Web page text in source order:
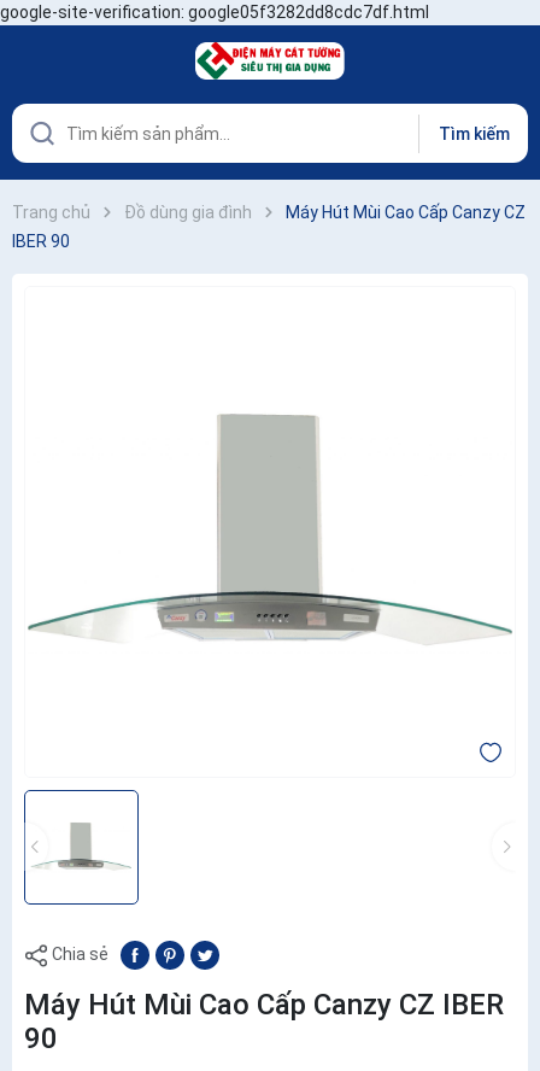
google-site-verification: google05f3282dd8cdc7df.html
Tìm kiếm
Trang chủ Đồ dùng gia đình
Máy Hút Mùi Cao Cấp Canzy CZ
IBER 90
Chia sẻ
Máy Hút Mùi Cao Cấp Canzy CZ IBER
90